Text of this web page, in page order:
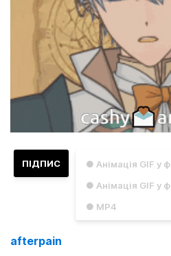
● Анімація GIF у
● Анімація GIF у
● MP4
ПІДПИС
afterpain